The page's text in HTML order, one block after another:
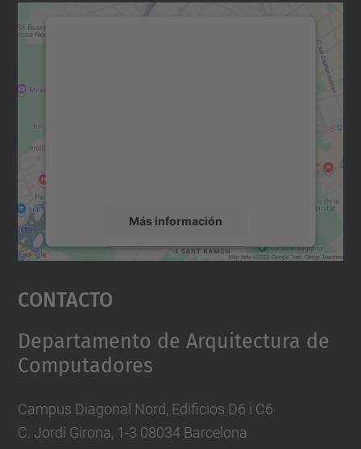
Más información
Aceptar
powered by
Contacto
Departamento de Arquitectura de
Computadores
Campus Diagonal Nord, Edificios D6 i C6
C. Jordi Girona, 1-3 08034 Barcelona